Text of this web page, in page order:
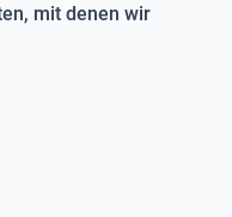
mit denen wir